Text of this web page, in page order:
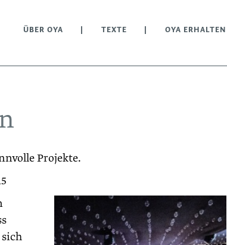
ÜBER OYA TEXTE OYA ERHALTEN
Projekte.